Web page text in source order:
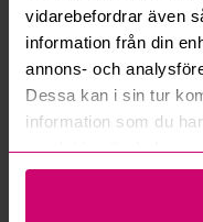
vidarebefordrar även
information från din
annons- och
Dessa kan i sin tur
information som du
samlat in när du har
20 050 kr 38 bud